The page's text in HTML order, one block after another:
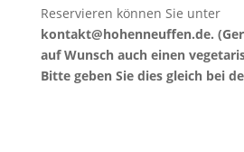
Reservieren können Sie unter
kontakt@hohenneuffen.de.
auf Wunsch auch einen
Bitte geben Sie dies gleich bei